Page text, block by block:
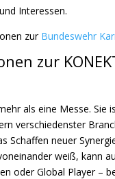
Interessen.
zur Bundeswehr
zur
als eine Messe.
verschiedenster
Schaffen neuer
weiß, kann
oder Global Player –